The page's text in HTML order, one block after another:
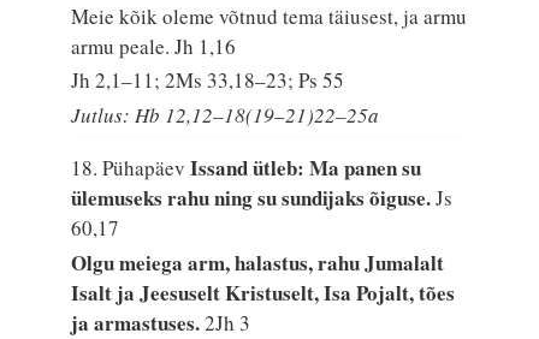
Meie kõik oleme võtnud tema täiusest, ja armu
armu peale.Jh 1,16
Jh 2,1–11; 2Ms 33,18–23; Ps 55
Jutlus: Hb 12,12–18(19–21)22–25a
18. PühapäevIssand ütleb: Ma panen su
ülemuseks rahu ning su sundijaks õiguse.Js
60,17
Olgu meiega arm, halastus, rahu Jumalalt
Isalt ja Jeesuselt Kristuselt, Isa Pojalt, tões
ja armastuses.2Jh 3